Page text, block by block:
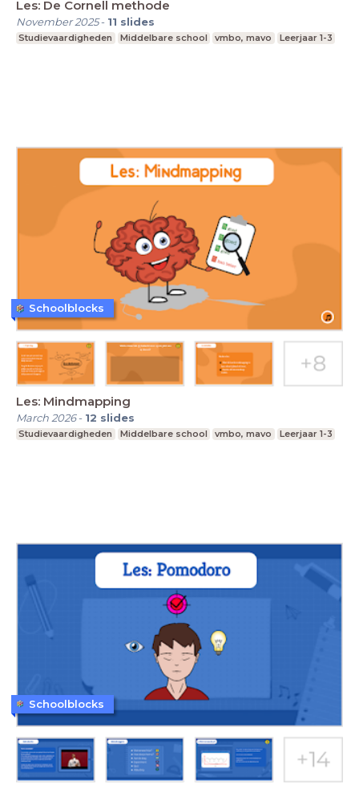
Les: De Cornell methode
November 2025- 11 slides
Studievaardigheden Middelbare school vmbo, mavo Leerjaar 1-3
Les: Mindmapping
March 2026- 12 slides
Studievaardigheden Middelbare school vmbo, mavo Leerjaar 1-3
Schoolblocks
Schoolblocks